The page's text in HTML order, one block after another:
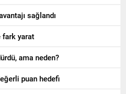
sağlandı
fark yarat
ama neden?
puan hedefi